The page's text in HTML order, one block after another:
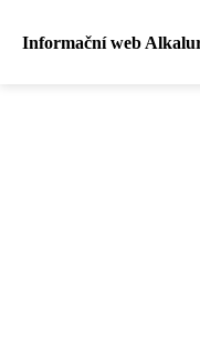
Informační web